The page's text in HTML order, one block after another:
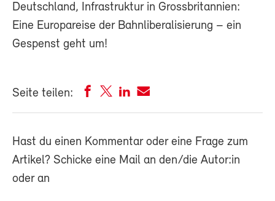
Deutschland, Infrastruktur in Grossbritannien:
Eine Europareise der Bahnliberalisierung – ein
Gespenst geht um!
Seite teilen:
Hast du einen Kommentar oder eine Frage zum
Artikel? Schicke eine Mail an den/die Autor:in
oder an